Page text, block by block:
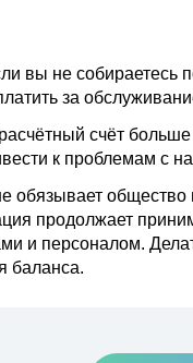
вы не собираетесь
за
счёт
к проблемам с
обязывает
продолжает
и персоналом.
баланса.